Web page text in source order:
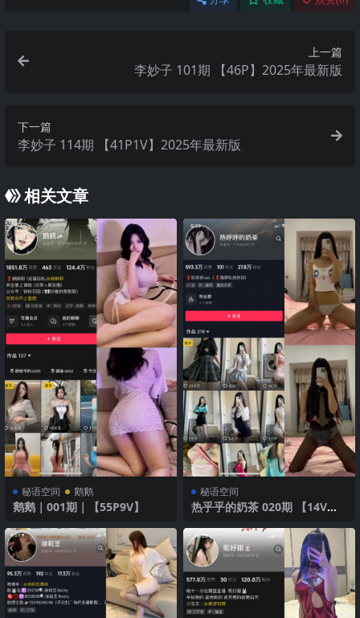
上一篇
李妙子 101期 【46P】2025年最新版
下一篇
李妙子 114期 【41P1V】2025年最新版
相关文章
秘语空间 鹅鹅
鹅鹅｜001期｜【55P9V】
秘语空间
热乎乎的奶茶 020期 【14V】2